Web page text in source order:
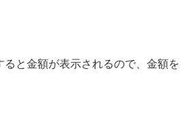
ると金額が表示されるので、金額を